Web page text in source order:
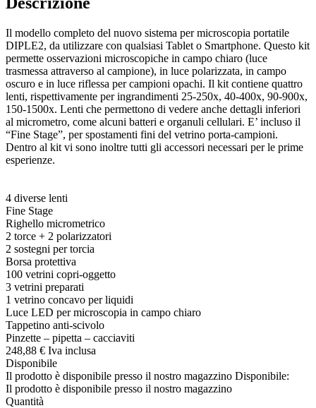
Il modello completo del nuovo sistema per microscopia portatile
DIPLE2, da utilizzare con qualsiasi Tablet o Smartphone. Questo kit
permette osservazioni microscopiche in campo chiaro (luce
trasmessa attraverso al campione), in luce polarizzata, in campo
oscuro e in luce riflessa per campioni opachi. Il kit contiene quattro
lenti, rispettivamente per ingrandimenti 25-250x, 40-400x, 90-900x,
150-1500x. Lenti che permettono di vedere anche dettagli inferiori
al micrometro, come alcuni batteri e organuli cellulari. E’ incluso il
“Fine Stage”, per spostamenti fini del vetrino porta-campioni.
Dentro al kit vi sono inoltre tutti gli accessori necessari per le prime
esperienze.
4 diverse lenti
Fine Stage
Righello micrometrico
2 torce + 2 polarizzatori
2 sostegni per torcia
Borsa protettiva
100 vetrini copri-oggetto
3 vetrini preparati
1 vetrino concavo per liquidi
Luce LED per microscopia in campo chiaro
Tappetino anti-scivolo
Pinzette – pipetta – cacciaviti
248,88 € Iva inclusa
Disponibile
Il prodotto è disponibile presso il nostro magazzino Disponibile:
Il prodotto è disponibile presso il nostro magazzino
Quantità